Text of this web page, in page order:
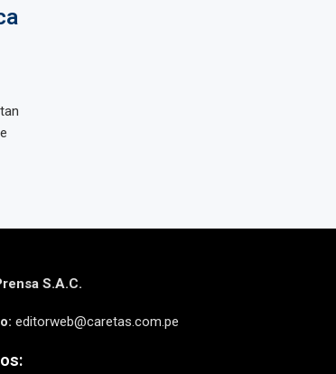
S.A.C.
editorweb@caretas.com.pe